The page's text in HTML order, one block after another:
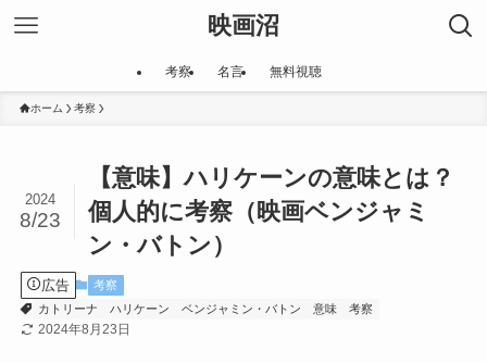
映画沼
考察 名言 無料視聴
ホーム 考察
【意味】ハリケーンの意味とは？
個人的に考察（映画ベンジャミ
ン・バトン）
2024
8/23
広告
考察
カトリーナ
ハリケーン ベンジャミン・バトン 意味 考察
2024年8月23日